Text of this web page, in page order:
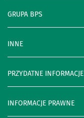
GRUPA BPS
INNE
PRZYDATNE INFORMACJE
INFORMACJE PRAWNE